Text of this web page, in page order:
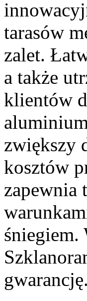
tarasów
zalet.
a także
klientów
zwiększy
kosztów
zapewnia
śniegiem.
gwarancję.